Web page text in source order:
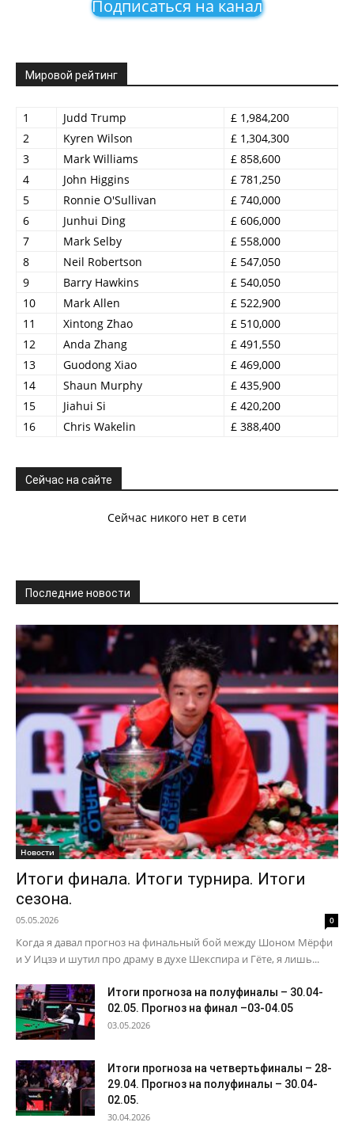
Подписаться на канал
Мировой рейтинг
1 Judd Trump
£ 1,984,200
2
Kyren Wilson
£ 1,304,300
3
Mark Williams
£ 858,600
4
John Higgins
£ 781,250
5
Ronnie O'Sullivan
£ 740,000
6
Junhui Ding
£ 606,000
7
Mark Selby
£ 558,000
8
Neil Robertson
£ 547,050
9
Barry Hawkins
£ 540,050
10
Mark Allen
£ 522,900
11
Xintong Zhao
£ 510,000
12
Anda Zhang
£ 491,550
13
Guodong Xiao
£ 469,000
14
Shaun Murphy
£ 435,900
15
Jiahui Si
£ 420,200
16
Chris Wakelin £ 388,400
Сейчас на сайте
Сейчас никого нет в сети
Последние новости
Новости
Итоги финала. Итоги турнира. Итоги
сезона.
05.05.2026 0
Когда я давал прогноз на финальный бой между Шоном Мёрфи
и У Ицзэ и шутил про драму в духе Шекспира и Гёте, я лишь...
Итоги прогноза на полуфиналы – 30.04-
02.05. Прогноз на финал –03-04.05
03.05.2026
Итоги прогноза на четвертьфиналы – 28-
29.04. Прогноз на полуфиналы – 30.04-
02.05.
30.04.2026